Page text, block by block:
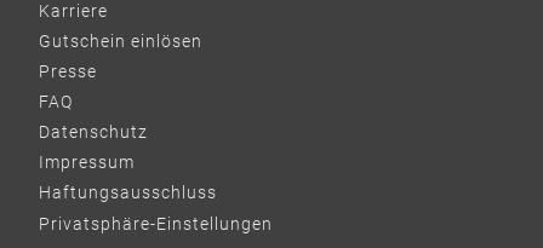
Karriere
Gutschein einlösen
Presse
FAQ
Datenschutz
Impressum
Haftungsausschluss
Privatsphäre-Einstellungen